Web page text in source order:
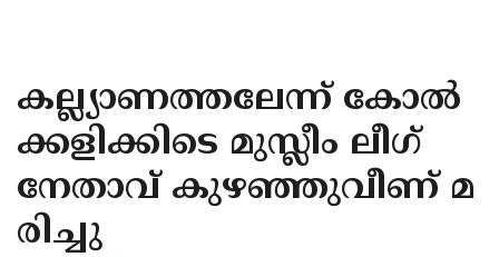
KANNUR
KASARAGOD
കല്ല്യാണത്തലേന്ന് കോൽ
ക്കളിക്കിടെ മുസ്ലീം ലീ​ഗ്
നേതാവ് കുഴഞ്ഞുവീണ് മ
രിച്ചു